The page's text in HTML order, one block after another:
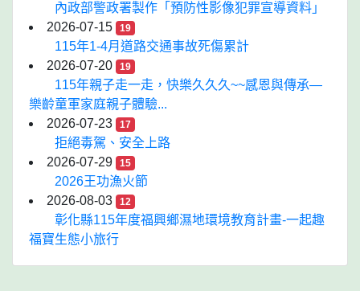
內政部警政署製作「預防性影像犯罪宣導資料」
2026-07-15
19
115年1-4月道路交通事故死傷累計
2026-07-20
19
115年親子走一走，快樂久久久~~感恩與傳承—
樂齡童軍家庭親子體驗...
2026-07-23
17
拒絕毒駕、安全上路
2026-07-29
15
2026王功漁火節
2026-08-03
12
彰化縣115年度福興鄉濕地環境教育計畫-一起趣
福寶生態小旅行